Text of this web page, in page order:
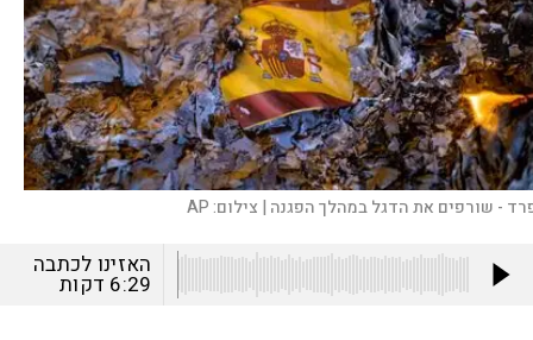
- שורפים את הדגל במהלך הפגנה | צילום:AP
האזינו לכתבה
6:29 דקות